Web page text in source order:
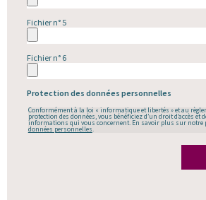
Fichier n° 5
Fichier n° 6
Protection des données personnelles
Conformément à la loi « informatique et libertés » et au
protection des données, vous bénéficiez d’un droit d’accès et
informations qui vous concernent. En savoir plus sur notre
données personnelles.